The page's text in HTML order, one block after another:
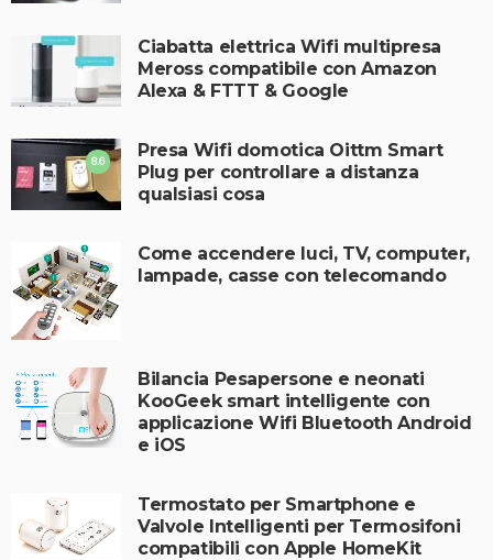
Ciabatta elettrica Wifi multipresa
Meross compatibile con Amazon
Alexa & FTTT & Google
8.6
Presa Wifi domotica Oittm Smart
Plug per controllare a distanza
qualsiasi cosa
Come accendere luci, TV, computer,
lampade, casse con telecomando
Bilancia Pesapersone e neonati
KooGeek smart intelligente con
applicazione Wifi Bluetooth Android
e iOS
Termostato per Smartphone e
Valvole Intelligenti per Termosifoni
compatibili con Apple HomeKit